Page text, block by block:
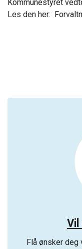
Kommunestyret
Les den her:
Vil
Flå ønsker